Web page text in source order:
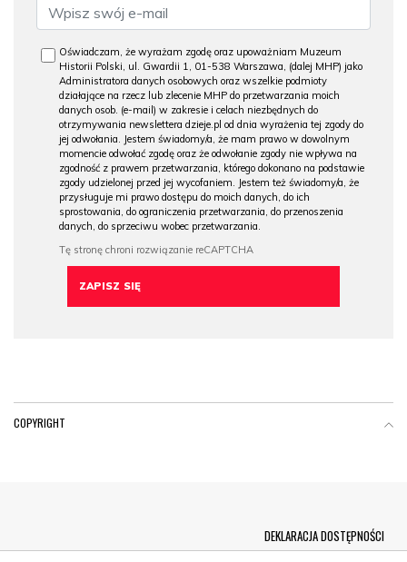
Oświadczam, że wyrażam zgodę oraz upoważniam Muzeum
Historii Polski, ul. Gwardii 1, 01-538 Warszawa, (dalej MHP) jako
Administratora danych osobowych oraz wszelkie podmioty
działające na rzecz lub zlecenie MHP do przetwarzania moich
danych osob. (e-mail) w zakresie i celach niezbędnych do
otrzymywania newslettera dzieje.pl od dnia wyrażenia tej zgody do
jej odwołania. Jestem świadomy/a, że mam prawo w dowolnym
momencie odwołać zgodę oraz że odwołanie zgody nie wpływa na
zgodność z prawem przetwarzania, którego dokonano na podstawie
zgody udzielonej przed jej wycofaniem. Jestem też świadomy/a, że
przysługuje mi prawo dostępu do moich danych, do ich
sprostowania, do ograniczenia przetwarzania, do przenoszenia
danych, do sprzeciwu wobec przetwarzania.
COPYRIGHT
DEKLARACJA DOSTĘPNOŚCI